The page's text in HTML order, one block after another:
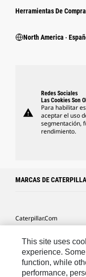
Herramientas De Compra
North America ‧
warning
Redes Sociales
Las Cookies Son
Para habilitar
aceptar el uso
segmentación,
rendimiento.
MARCAS DE
Caterpillar.com
Mis Preferencias De
Site Map
This site uses
experience.
function, while
performance,